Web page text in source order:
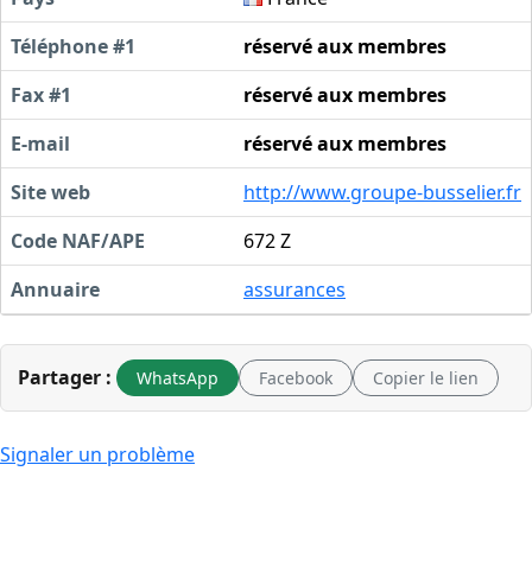
Téléphone #1
réservé aux membres
Fax #1
réservé aux membres
E-mail
réservé aux membres
Site web
http://www.groupe-busselier.fr
Code NAF/APE
672 Z
Annuaire
assurances
Partager : WhatsApp Facebook Copier le lien
Signaler un problème